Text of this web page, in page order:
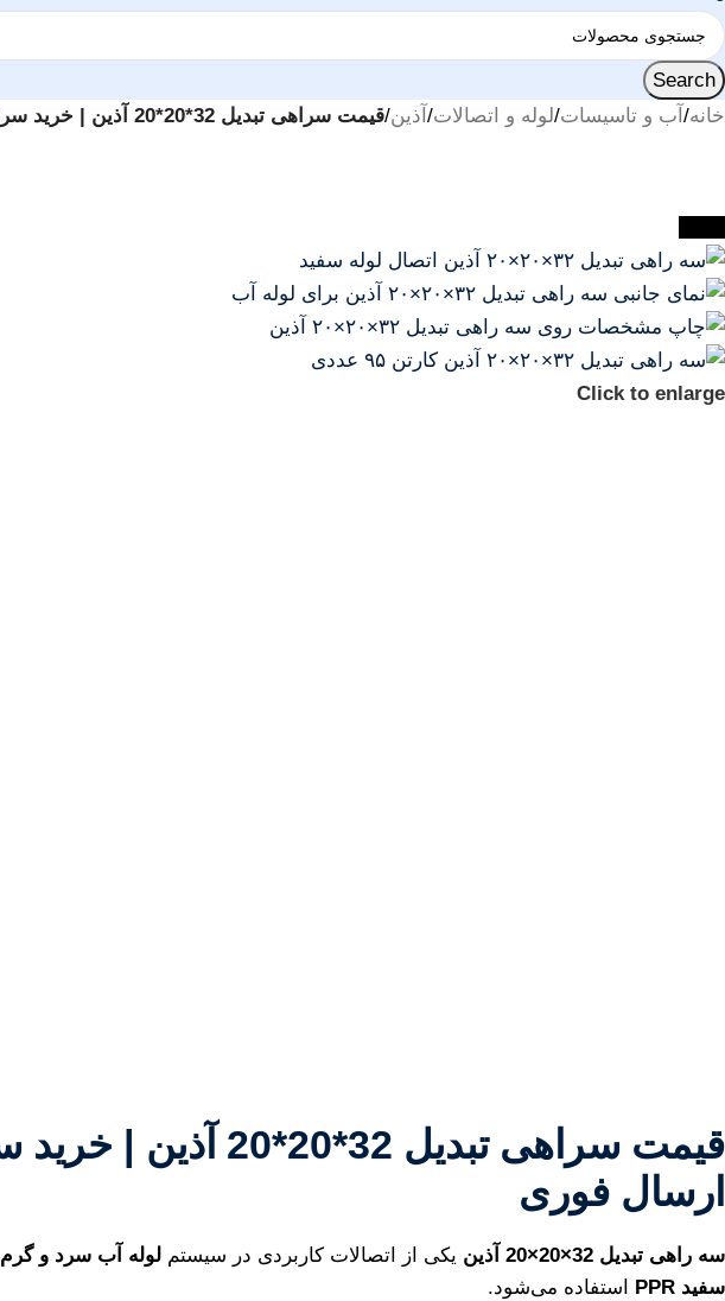
Search
خانه/ آب و تاسیسات/لوله و اتصالات/ آذین/قیمت سراهی تبدیل 32*20*20 آذین | خرید سراهی تبدیل 32*20*20 آذین – قیمت روز آذین + ارسال فوری
Click to enlarge
ارسال فوری
سه راهی تبدیل 32×20×20 آذین یکی از اتصالات کاربردی در سیستم لوله آب سرد و گرم
سفید PPR
استفاده می‌شود.